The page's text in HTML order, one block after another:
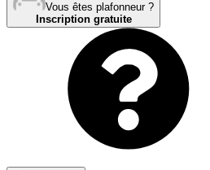
Vous êtes plafonneur ?
Inscription gratuite